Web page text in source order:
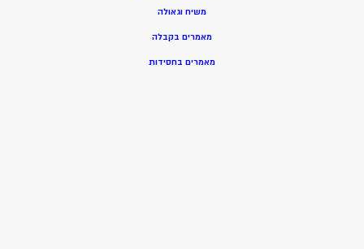
משיח וגאולה
מאמרים בקבלה
מאמרים בחסידות